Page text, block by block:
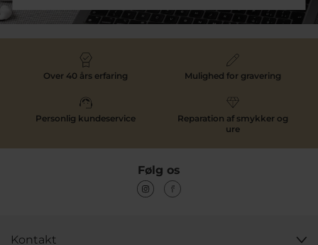
Over 40 års erfaring Mulighed for gravering
Personlig kundeservice
Reparation af smykker og
ure
Følg os
Kontakt